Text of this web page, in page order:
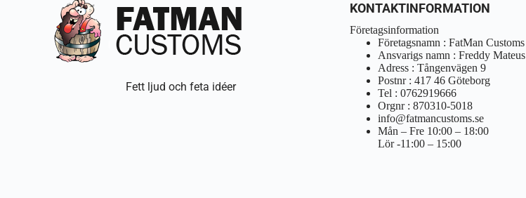
Fett ljud och feta idéer
KONTAKTINFORMATION
Företagsinformation
Företagsnamn : FatMan Customs
Ansvarigs namn : Freddy Mateus
Adress : Tångenvägen 9
Postnr : 417 46 Göteborg
Tel : 0762919666
Orgnr : 870310-5018
info@fatmancustoms.se
Mån – Fre 10:00 – 18:00
Lör -11:00 – 15:00